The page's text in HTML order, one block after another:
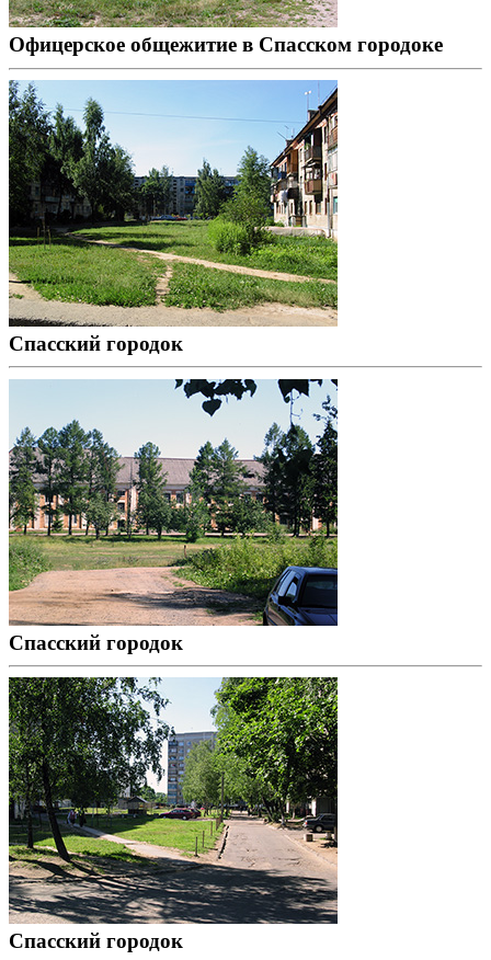
Офицерское общежитие в Спасском городоке
Спасский городок
Спасский городок
Спасский городок